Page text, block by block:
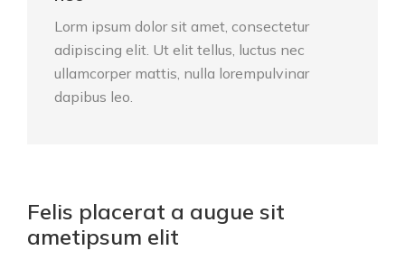
Lorm ipsum dolor sit amet, consectetur
adipiscing elit. Ut elit tellus, luctus nec
ullamcorper mattis, nulla lorempulvinar
dapibus leo.
Felis placerat a augue sit
ametipsum elit